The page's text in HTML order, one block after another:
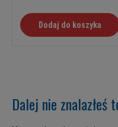
Dodaj do koszyka
Dalej nie znalazłeś